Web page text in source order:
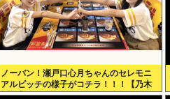
ノーバン！瀬戸口心月ちゃんのセレモニ
アルピッチの様子がコチラ！！！【乃木
坂46】